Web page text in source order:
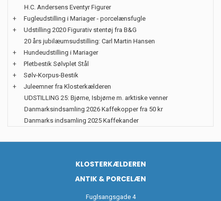
H.C. Andersens Eventyr Figurer
+
Fugleudstilling i Mariager - porcelænsfugle
+
Udstilling 2020 Figurativ stentøj fra B&G
20 års jubilæumsudstilling: Carl Martin Hansen
+
Hundeudstilling i Mariager
+
Pletbestik Sølvplet Stål
+
Sølv-Korpus-Bestik
+
Juleemner fra Klosterkælderen
UDSTILLING 25: Bjørne, Isbjørne m. arktiske venner
Danmarksindsamling 2026 Kaffekopper fra 50 kr
Danmarks indsamling 2025 Kaffekander
KLOSTERKÆLDEREN
ANTIK & PORCELÆN
Fuglsangsgade 4